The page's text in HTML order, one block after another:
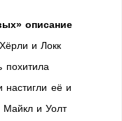
описание
и Локк
похитила
её и
Майкл и Уолт